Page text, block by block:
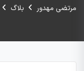
مرتضی مهدور بلاگ